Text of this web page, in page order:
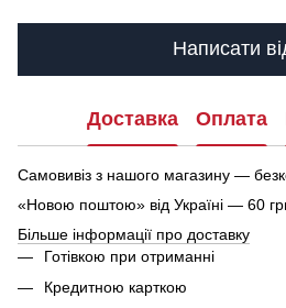
Написати
Доставка Оплата
Самовивіз з нашого магазину —
«Новою поштою» від Україні — 60
Більше інформації про доставку
Готівкою при отриманні
Кредитною карткою